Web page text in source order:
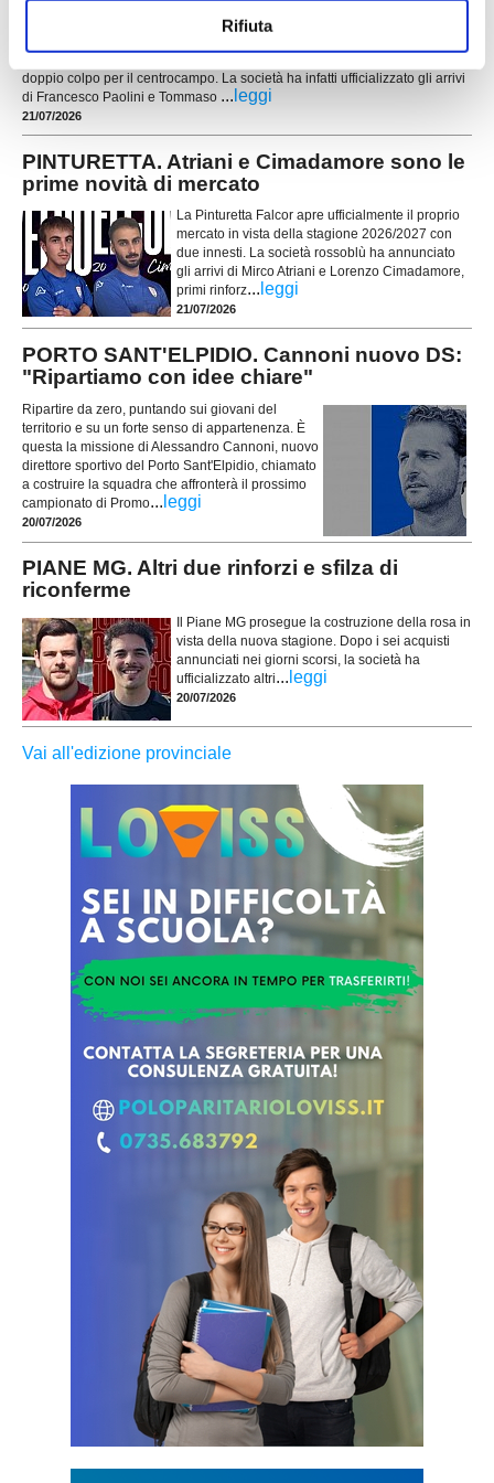
Rifiuta
ATLETICO M.U. 84, doppio rinforzo a
centrocampo: Paolini e Lucarelli
doppio colpo per il centrocampo. La società ha infatti ufficializzato gli arrivi
di Francesco Paolini e Tommaso ... leggi
21/07/2026
PINTURETTA. Atriani e Cimadamore sono le
prime novità di mercato
La Pinturetta Falcor apre ufficialmente il proprio
mercato in vista della stagione 2026/2027 con
due innesti. La società rossoblù ha annunciato
gli arrivi di Mirco Atriani e Lorenzo Cimadamore,
primi rinforz... leggi
21/07/2026
PORTO SANT'ELPIDIO. Cannoni nuovo DS:
"Ripartiamo con idee chiare"
Ripartire da zero, puntando sui giovani del
territorio e su un forte senso di appartenenza. È
questa la missione di Alessandro Cannoni, nuovo
direttore sportivo del Porto Sant'Elpidio, chiamato
a costruire la squadra che affronterà il prossimo
campionato di Promo... leggi
20/07/2026
PIANE MG. Altri due rinforzi e sfilza di
riconferme
Il Piane MG prosegue la costruzione della rosa in
vista della nuova stagione. Dopo i sei acquisti
annunciati nei giorni scorsi, la società ha
ufficializzato altri... leggi
20/07/2026
Vai all'edizione provinciale